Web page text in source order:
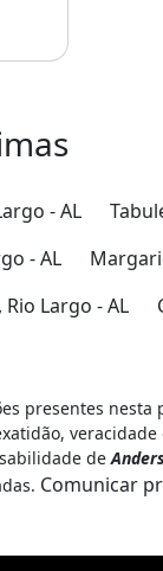
- AL
- AL
Largo - AL
presentes
de
Comunicar